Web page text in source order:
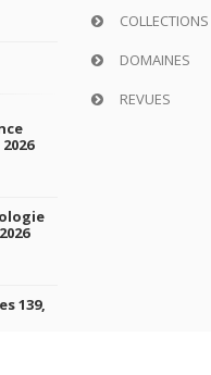
139,
COLLECTIONS
DOMAINES
REVUES